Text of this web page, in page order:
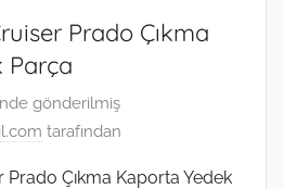
Prado Çıkma
Parça
gönderilmiş
tarafından
Çıkma Kaporta Yedek